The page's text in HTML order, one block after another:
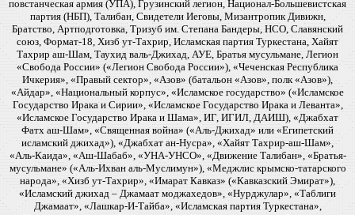
повстанческая армия (УПА), Грузинский легион, Национал-Большевистская
партия (НБП), Талибан, Свидетели Иеговы, Мизантропик Дивижн,
Братство, Артподготовка, Тризуб им. Степана Бандеры, НСО, Славянский
союз, Формат-18, Хизб ут-Тахрир, Исламская партия Туркестана, Хайят
Тахрир аш-Шам, Таухид валь-Джихад, АУЕ, Братья мусульмане, Легион
«Свобода России» («Легион Свобода России»), «Чеченская Республика
Ичкерия», «Правый сектор», «Азов» (батальон «Азов», полк «Азов»),
«Айдар», «Национальный корпус», «Исламское государство» («Исламское
Государство Ирака и Сирии», «Исламское Государство Ирака и Леванта»,
«Исламское Государство Ирака и Шама», ИГ, ИГИЛ, ДАИШ), «Джабхат
Фатх аш-Шам», «Священная война» («Аль-Джихад» или «Египетский
исламский джихад»), «Джабхат ан-Нусра», «Хайят Тахрир-аш-Шам»,
«Аль-Каида», «Аш-Шабаб», «УНА-УНСО», «Движение Талибан», «Братья-
мусульмане» («Аль-Ихван аль-Муслимун»), «Меджлис крымско-татарского
народа», «Хизб ут-Тахрир», «Имарат Кавказ» («Кавказский Эмират»),
«Исламский джихад – Джамаат моджахедов», «Нурджулар», «Таблиги
Джамаат», «Лашкар-И-Тайба», «Исламская партия Туркестана»,